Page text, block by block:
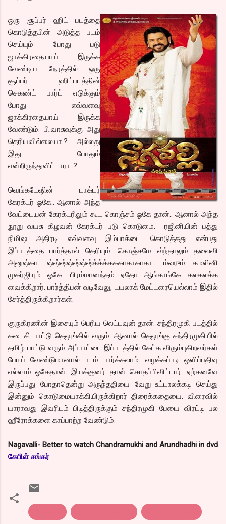
ஒரு சூப்பர் ஹிட் படத்தை
கொடுத்தபின் அடுத்த படம்
செய்யும் போது படு
ஜாக்கிரதையாய் இருக்க
வேண்டிய நேரத்தில் ஒரு
சூப்பர் ஹிட்படத்தின்
செகண்ட் பார்ட் எடுக்கும்
போது எவ்வளவு
ஜாக்கிரதையாய் இருக்க
வேண்டும். பி.வாசுவுக்கு அது
தெரியவில்லையா.? அல்லது
இது போதும்
என்றிருந்துவிட்டாரா..?
வெங்கடேஷின் டாக்டர்
கேரக்டர் ஓகே.. ஆனால் அந்த
வேட்டையன் கேரக்டரிலும் கூட கொஞ்சம் ஓகே தான்.. ஆனால் அந்த
நூறு வயசு கிழவன் கேரக்டர் படு கொடுமை. ரஜினியின் பத்து
நிமிஷ அதிரடி எவ்வளவு இம்பாக்டை கொடுத்தது என்பது
இப்படத்தை பார்த்தால் தெரியும். கொஞ்சமே வ்ந்தாலும் தலைவி
அனுஷ்கா.. ஷ்ஷ்ஷ்ஷ்ஷ்ஷ்ஷ்க்க்க்கககாகாகாகா… ம்ஹும். கமலினி
முகர்ஜியும் ஓகே. பிரம்மானந்தம் ஏதோ ஆங்காங்கே கலகலக்க
வைக்கிறார். பார்த்திபன் வடிவேலு, டயலாக் மேட்டரையெல்லாம் இதில்
சேர்த்திருக்கிறார்கள்.
குருகிரணின் இசையும் பெரிய லெட்டவுன் தான். சந்திரமுகி படத்தில்
கடைசி பாட்டு தெலுங்கில் வரும். ஆனால் தெலுங்கு சந்திரமுகியில்
தமிழ் பாட்டு வரும் அப்பாட்டை இப்படத்தில் கேட்க விரும்புகிறவர்கள்
போய் வேண்டுமானால் படம் பார்க்கலாம். வழக்கப்படி ஒளிப்பதிவு
எல்லாம் ஓகேதான். இயக்குனர் தான் சொதப்பிவிட்டார். ஏற்கனவே
இருப்பது போதாதென்று அருந்ததியை வேறு உட்டாலக்கடி செய்து
இன்னும் கொடுமையாக்கியிருக்கிறார் திரைக்கதையை. விரைவில்
யாராவது இவரிடம் பிடித்திருக்கும் சந்திரமுகி பேயை விரட்டி பல
ஹீரோக்களை காப்பாற்ற வேண்டும்.
Nagavalli- Better to watch Chandramukhi and Arundhadhi in dvd
கேபிள் சங்கர்